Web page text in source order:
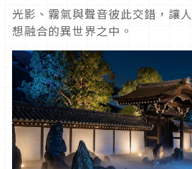
光影、霧氣與聲音彼此交錯，讓
想融合的異世界之中。